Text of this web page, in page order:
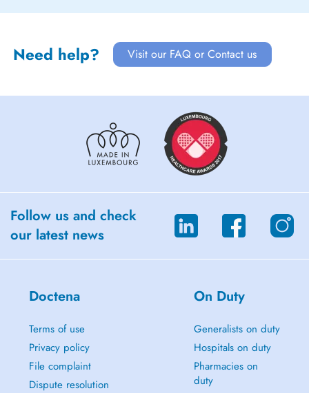
Need help? Visit our FAQ or Contact us
Follow us and check
our latest news
Doctena
Terms of use
Privacy policy
File complaint
Dispute resolution
On Duty
Generalists on duty
Hospitals on duty
Pharmacies on
duty